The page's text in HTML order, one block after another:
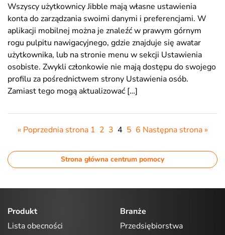
Wszyscy użytkownicy Jibble mają własne ustawienia
konta do zarządzania swoimi danymi i preferencjami. W
aplikacji mobilnej można je znaleźć w prawym górnym
rogu pulpitu nawigacyjnego, gdzie znajduje się awatar
użytkownika, lub na stronie menu w sekcji Ustawienia
osobiste. Zwykli członkowie nie mają dostępu do swojego
profilu za pośrednictwem strony Ustawienia osób.
Zamiast tego mogą aktualizować […]
« Poprzednia strona1 2 3 4 5 6 Następna strona »
Strona główna centrum pomocy
Produkt
Lista obecności
Branże
Przedsiębiorstwa